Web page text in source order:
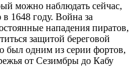
можно наблюдать сейчас,
в 1648 году. Война за
нападения пиратов,
защитой береговой
был одним из серии фортов,
от Сезимбры до Кабу